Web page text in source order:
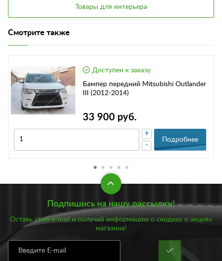
Товары для интерьера
Смотрите также
Доступен к заказу
Бампер передний Mitsubishi Outlander
III (2012-2014)
33 900 руб.
-
+
Подробнее
Подпишись на нашу рассылку!
Оставь свой e-mail и получай информацию о скидках и акциях
магазина!